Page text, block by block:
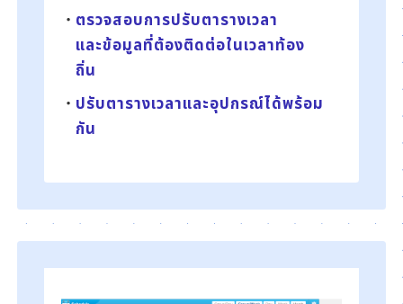
ตรวจสอบการปรับตารางเวลา
และข้อมูลที่ต้องติดต่อในเวลาท้อง
ถิ่น
ปรับตารางเวลาและอุปกรณ์ได้พร้อม
กัน